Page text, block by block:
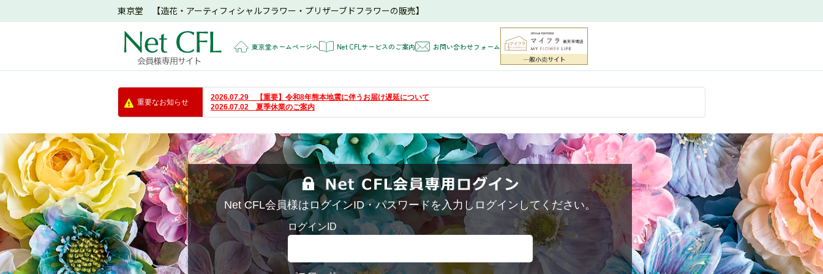
東京堂 【造花・アーティフィシャルフラワー・プリザーブドフラワーの販売】
東京堂ホームページへ Net CFLサービスのご案内 お問い合わせフォーム
重要なお知らせ
2026.07.29 【重要】令和8年熊本地震に伴うお届け遅延について
2026.07.02 夏季休業のご案内
Net CFL会員様はログインID・パスワードを入力しログインしてください。
ログインID